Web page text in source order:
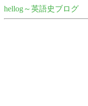
hellog～英語史ブログ